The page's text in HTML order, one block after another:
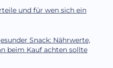
und für wen sich ein
Snack: Nährwerte,
beim Kauf achten sollte